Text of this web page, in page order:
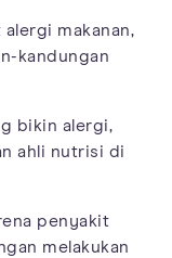
makanan,
kandungan
bikin alergi,
ahli nutrisi di
penyakit
melakukan